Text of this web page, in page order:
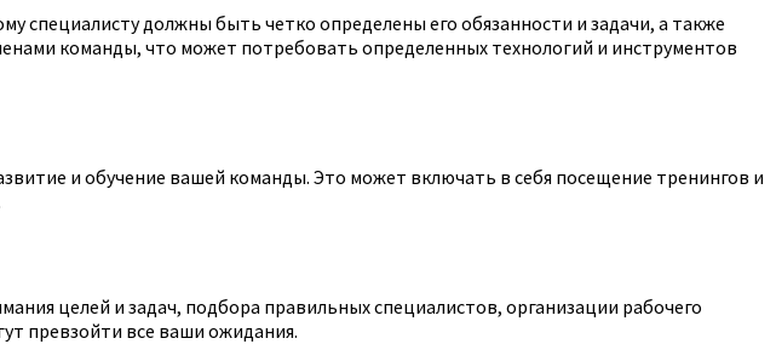
специалисту должны быть четко определены его обязанности и задачи, а также
команды, что может потребовать определенных технологий и инструментов
и обучение вашей команды. Это может включать в себя посещение тренингов и
целей и задач, подбора правильных специалистов, организации рабочего
превзойти все ваши ожидания.